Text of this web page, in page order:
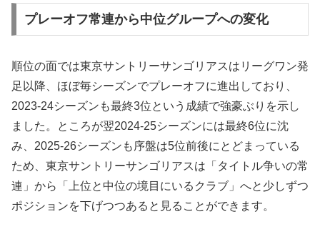
プレーオフ常連から中位グループへの変化
順位の面では東京サントリーサンゴリアスはリーグワン発
足以降、ほぼ毎シーズンでプレーオフに進出しており、
2023-24シーズンも最終3位という成績で強豪ぶりを示し
ました。ところが翌2024-25シーズンには最終6位に沈
み、2025-26シーズンも序盤は5位前後にとどまっている
ため、東京サントリーサンゴリアスは「タイトル争いの常
連」から「上位と中位の境目にいるクラブ」へと少しずつ
ポジションを下げつつあると見ることができます。